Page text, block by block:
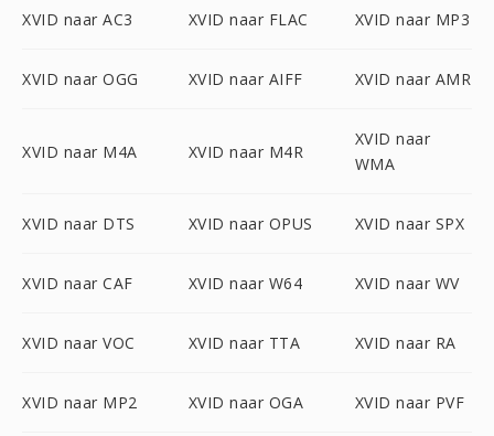
XVID naar AC3 XVID naar FLAC XVID naar MP3
XVID naar OGG XVID naar AIFF XVID naar AMR
XVID naar M4A XVID naar M4R
XVID naar
WMA
XVID naar DTS XVID naar OPUS XVID naar SPX
XVID naar CAF XVID naar W64 XVID naar WV
XVID naar VOC XVID naar TTA XVID naar RA
XVID naar MP2 XVID naar OGA XVID naar PVF